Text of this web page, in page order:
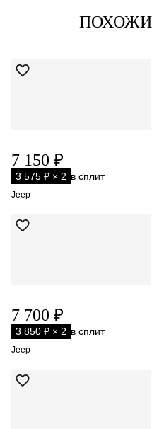
7 150 ₽
3 575 ₽ × 2 в сплит
Jeep
7 700 ₽
3 850 ₽ × 2 в сплит
Jeep